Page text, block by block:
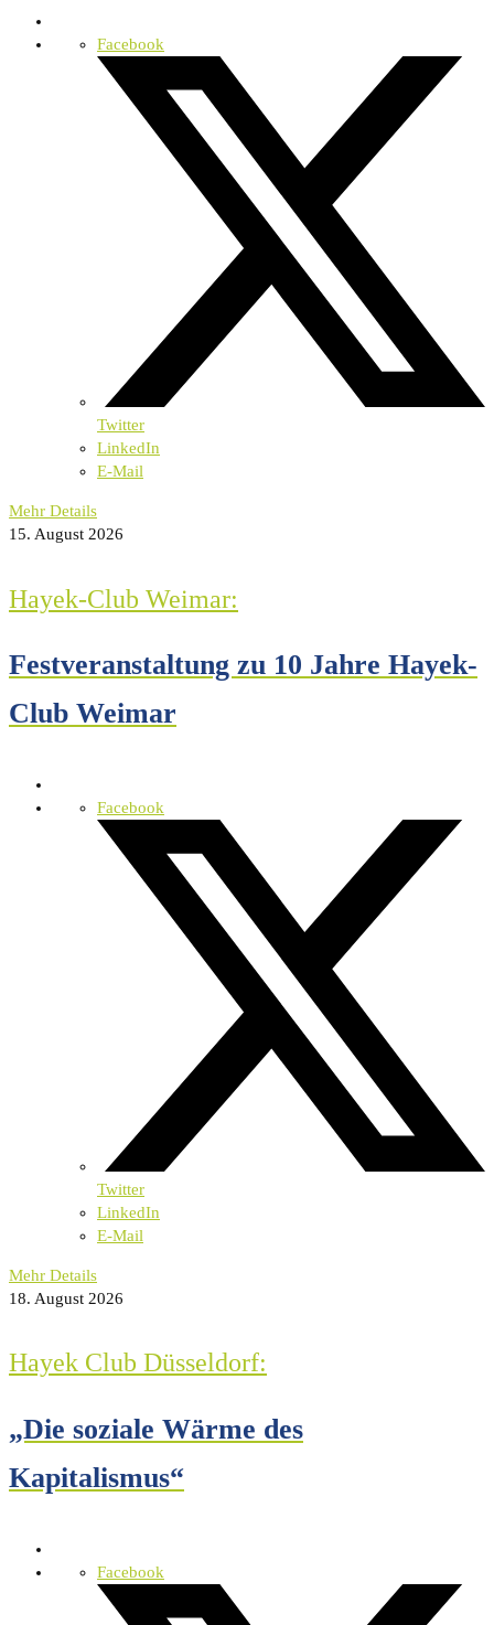
Facebook
Twitter
LinkedIn
E-Mail
Mehr Details
15. August 2026
Hayek-Club Weimar:
Festveranstaltung zu 10 Jahre Hayek-
Club Weimar
Facebook
Twitter
LinkedIn
E-Mail
Mehr Details
18. August 2026
Hayek Club Düsseldorf:
„Die soziale Wärme des
Kapitalismus“
Facebook